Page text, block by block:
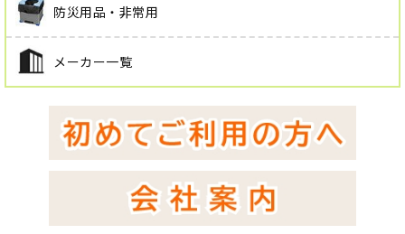
防災用品・非常用
メーカー一覧